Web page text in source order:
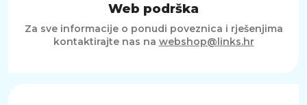
Web podrška
Za sve informacije o ponudi poveznica i rješenjima
kontaktirajte nas na webshop@links.hr